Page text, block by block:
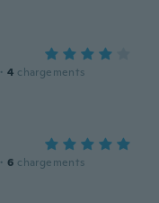
· 4 chargements
· 6 chargements